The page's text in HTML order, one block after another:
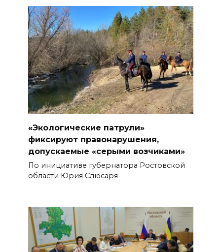
«Экологические патрули»
фиксируют правонарушения,
допускаемые «серыми возчиками»
По инициативе губернатора Ростовской
области Юрия Слюсаря